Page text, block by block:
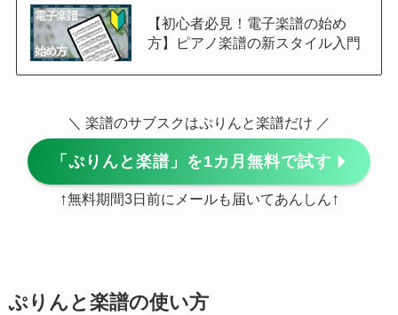
【初心者必見！電子楽譜の始め
方】ピアノ楽譜の新スタイル入門
＼ 楽譜のサブスクはぷりんと楽譜だけ ／
「ぷりんと楽譜」を1カ月無料で試す
↑無料期間3日前にメールも届いてあんしん↑
ぷりんと楽譜の使い方